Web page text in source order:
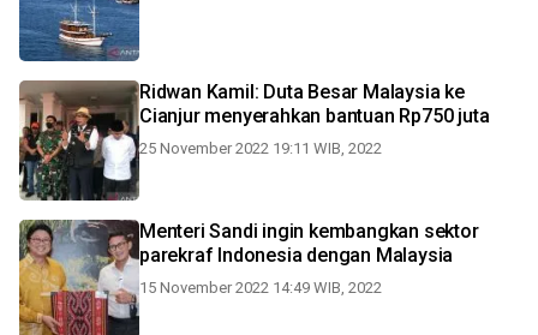
Ridwan Kamil: Duta Besar Malaysia ke
Cianjur menyerahkan bantuan Rp750 juta
25 November 2022 19:11 WIB, 2022
Menteri Sandi ingin kembangkan sektor
parekraf Indonesia dengan Malaysia
15 November 2022 14:49 WIB, 2022